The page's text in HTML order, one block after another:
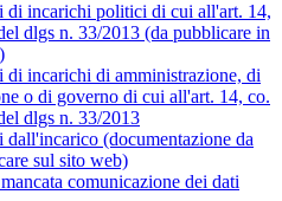
di incarichi politici di cui all'art. 14,
dlgs n. 33/2013 (da pubblicare in
di incarichi di amministrazione, di
o di governo di cui all'art. 14, co.
dlgs n. 33/2013
dall'incarico (documentazione da
sul sito web)
comunicazione dei dati